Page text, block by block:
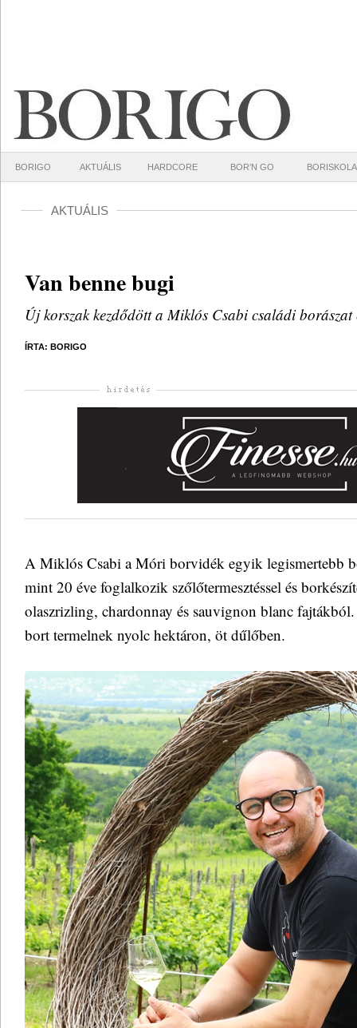
BORIGO AKTUÁLIS HARDCORE BOR’N GO BORISKOLA
AKTUÁLIS
Van benne bugi
Új korszak kezdődött a Miklós Csabi családi borászat
ÍRTA: BORIGO
A Miklós Csabi a Móri borvidék egyik legismertebb
mint 20 éve foglalkozik szőlőtermesztéssel és
olaszrizling, chardonnay és sauvignon blanc
bort termelnek nyolc hektáron, öt dűlőben.